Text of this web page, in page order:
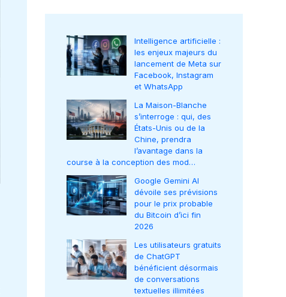
Intelligence artificielle :
les enjeux majeurs du
lancement de Meta sur
Facebook, Instagram
et WhatsApp
La Maison-Blanche
s’interroge : qui, des
États-Unis ou de la
Chine, prendra
l’avantage dans la
course à la conception des mod…
Google Gemini AI
dévoile ses prévisions
pour le prix probable
du Bitcoin d’ici fin
2026
Les utilisateurs gratuits
de ChatGPT
bénéficient désormais
de conversations
textuelles illimitées